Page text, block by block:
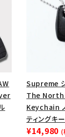
Supreme
The
Keychain
ティングキ
¥14,980 (